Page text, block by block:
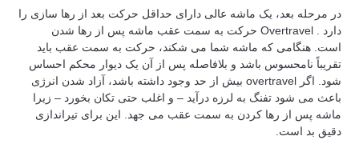
در مرحله بعد، یک ماشه عالی دارای حداقل حرکت بعد از رها سازی را
دارد . Overtravel حرکت به سمت عقب ماشه پس از رها شدن
است. هنگامی که ماشه شما می شکند، حرکت به سمت عقب باید
تقریباً نامحسوس باشد و بلافاصله پس از آن یک دیوار محکم احساس
شود. اگر overtravel بیش از حد وجود داشته باشد، آزاد شدن انرژی
باعث می شود تفنگ به لرزه درآید – و اغلب حتی تکان بخورد – زیرا
ماشه پس از رها کردن به سمت عقب می جهد. این برای تیراندازی
دقیق بد است.